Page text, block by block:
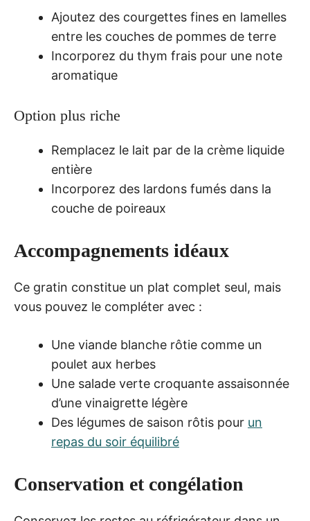
Ajoutez des courgettes fines en lamelles
entre les couches de pommes de terre
Incorporez du thym frais pour une note
aromatique
Option plus riche
Remplacez le lait par de la crème liquide
entière
Incorporez des lardons fumés dans la
couche de poireaux
Accompagnements idéaux
Ce gratin constitue un plat complet seul, mais
vous pouvez le compléter avec :
Une viande blanche rôtie comme un
poulet aux herbes
Une salade verte croquante assaisonnée
d’une vinaigrette légère
Des légumes de saison rôtis pour un
repas du soir équilibré
Conservation et congélation